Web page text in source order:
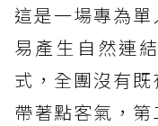
這是一場專為
易產生自然連
式，全團沒有
帶著點客氣，第